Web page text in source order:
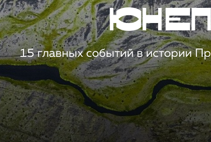
ЮНЕП
15 главных событий в истории